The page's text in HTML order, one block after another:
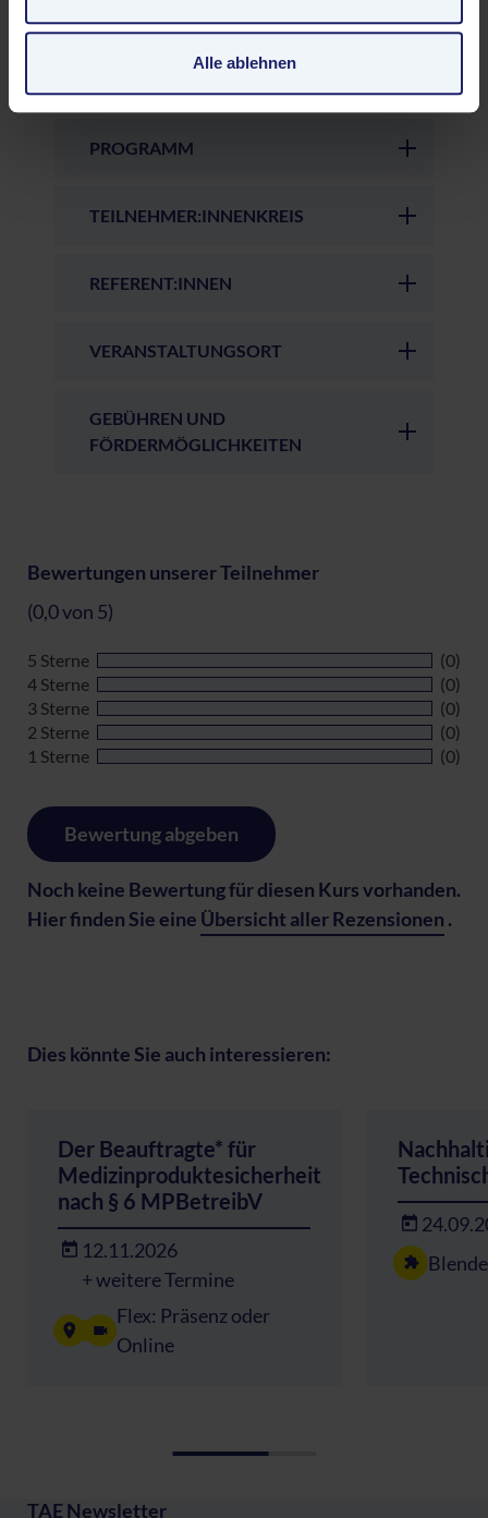
dass US-Behörden personenbezogene Daten in
Überwachungsprogrammen verarbeiten, ohne dass für
besteht.
Alle ablehnen
Patientensicherheit einleiten.
PROGRAMM
TEILNEHMER:INNENKREIS
REFERENT:INNEN
VERANSTALTUNGSORT
GEBÜHREN UND
FÖRDERMÖGLICHKEITEN
Bewertungen unserer Teilnehmer
(0,0 von 5)
5 Sterne
(0)
4 Sterne
(0)
3 Sterne
(0)
2 Sterne
(0)
1 Sterne
(0)
Bewertung abgeben
Noch keine Bewertung für diesen Kurs vorhanden.
Hier finden Sie eine Übersicht aller Rezensionen .
Dies könnte Sie auch interessieren:
Der Beauftragte* für
Medizinproduktesicherheit
nach § 6 MPBetreibV
12.11.2026
+ weitere Termine
Flex: Präsenz oder
Online
TAE Newsletter